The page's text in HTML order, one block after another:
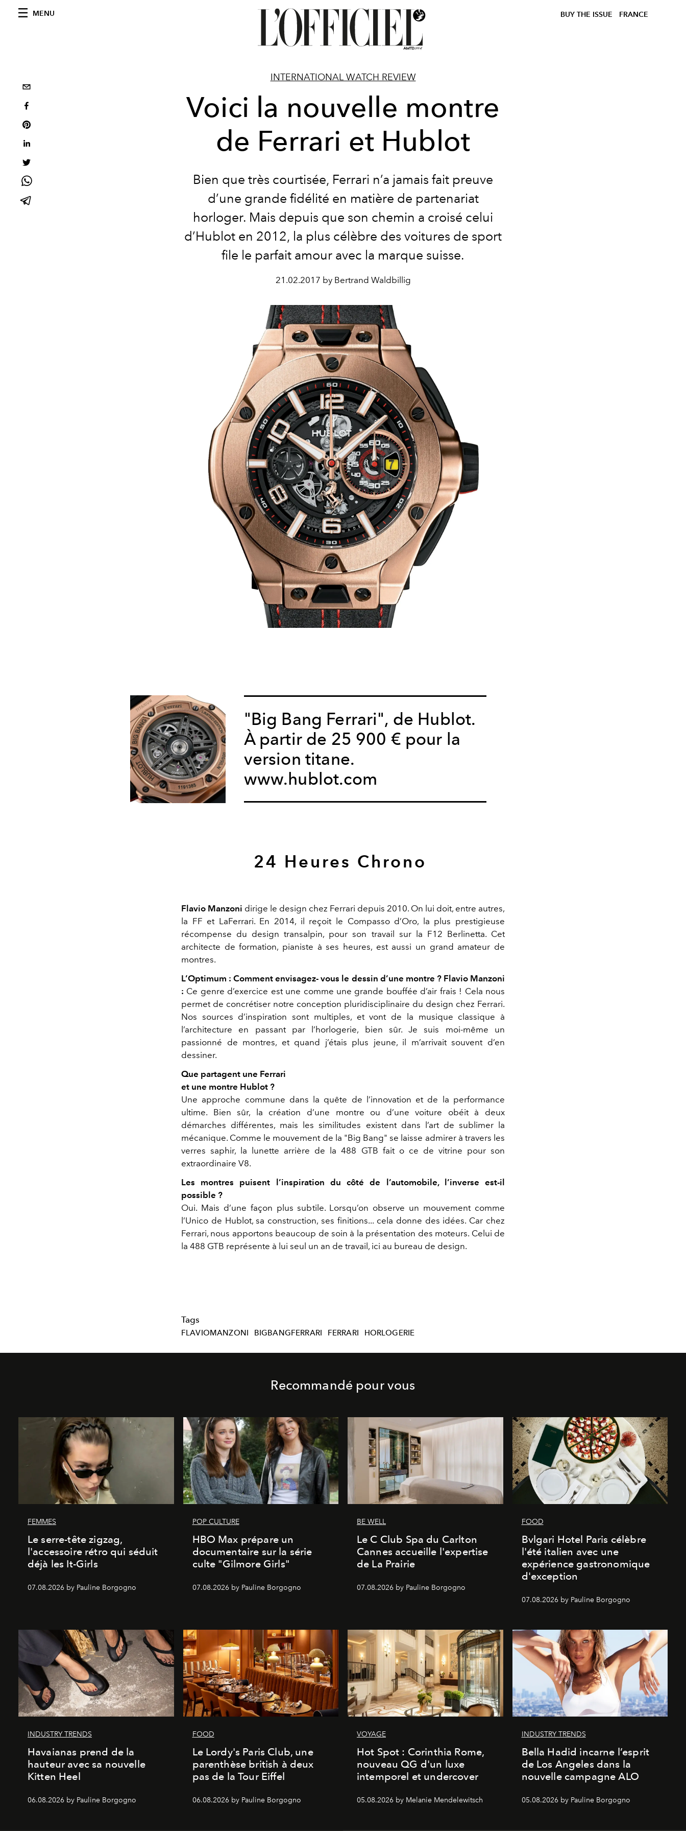
MENU BUY THE ISSUE FRANCE
INTERNATIONAL WATCH REVIEW
Voici la nouvelle montre
de Ferrari et Hublot
Bien que très courtisée, Ferrari n’a jamais fait preuve
d’une grande fidélité en matière de partenariat
horloger. Mais depuis que son chemin a croisé celui
d’Hublot en 2012, la plus célèbre des voitures de sport
file le parfait amour avec la marque suisse.
21.02.2017 by Bertrand Waldbillig
"Big Bang Ferrari", de Hublot.
À partir de 25 900 € pour la
version titane.
www.hublot.com
24 Heures Chrono
Flavio Manzoni dirige le design chez Ferrari depuis 2010. On lui doit, entre autres,
la FF et LaFerrari. En 2014, il reçoit le Compasso d’Oro, la plus prestigieuse
récompense du design transalpin, pour son travail sur la F12 Berlinetta. Cet
architecte de formation, pianiste à ses heures, est aussi un grand amateur de
montres.
L’Optimum : Comment envisagez- vous le dessin d’une montre ? Flavio Manzoni
: Ce genre d’exercice est une comme une grande bouffée d’air frais ! Cela nous
permet de concrétiser notre conception pluridisciplinaire du design chez Ferrari.
Nos sources d’inspiration sont multiples, et vont de la musique classique à
l’architecture en passant par l’horlogerie, bien sûr. Je suis moi-même un
passionné de montres, et quand j’étais plus jeune, il m’arrivait souvent d’en
dessiner.
Que partagent une Ferrari
et une montre Hublot ?
Une approche commune dans la quête de l’innovation et de la performance
ultime. Bien sûr, la création d’une montre ou d’une voiture obéit à deux
démarches différentes, mais les similitudes existent dans l’art de sublimer la
mécanique. Comme le mouvement de la "Big Bang" se laisse admirer à travers les
verres saphir, la lunette arrière de la 488 GTB fait o ce de vitrine pour son
extraordinaire V8.
Les montres puisent l’inspiration du côté de l’automobile, l’inverse est-il
possible ?
Oui. Mais d’une façon plus subtile. Lorsqu’on observe un mouvement comme
l’Unico de Hublot, sa construction, ses finitions... cela donne des idées. Car chez
Ferrari, nous apportons beaucoup de soin à la présentation des moteurs. Celui de
la 488 GTB représente à lui seul un an de travail, ici au bureau de design.
Tags
FLAVIOMANZONI BIGBANGFERRARI FERRARI HORLOGERIE
Recommandé pour vous
FEMMES
Le serre-tête zigzag,
l'accessoire rétro qui séduit
déjà les It-Girls
07.08.2026 by Pauline Borgogno
POP CULTURE
HBO Max prépare un
documentaire sur la série
culte "Gilmore Girls"
07.08.2026 by Pauline Borgogno
BE WELL
Le C Club Spa du Carlton
Cannes accueille l'expertise
de La Prairie
07.08.2026 by Pauline Borgogno
FOOD
Bvlgari Hotel Paris célèbre
l'été italien avec une
expérience gastronomique
d'exception
07.08.2026 by Pauline Borgogno
INDUSTRY TRENDS
Havaianas prend de la
hauteur avec sa nouvelle
Kitten Heel
06.08.2026 by Pauline Borgogno
FOOD
Le Lordy's Paris Club, une
parenthèse british à deux
pas de la Tour Eiffel
06.08.2026 by Pauline Borgogno
VOYAGE
Hot Spot : Corinthia Rome,
nouveau QG d'un luxe
intemporel et undercover
05.08.2026 by Melanie Mendelewitsch
INDUSTRY TRENDS
Bella Hadid incarne l’esprit
de Los Angeles dans la
nouvelle campagne ALO
05.08.2026 by Pauline Borgogno